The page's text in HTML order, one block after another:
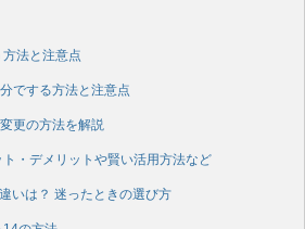
法と注意点
でする方法と注意点
更の方法を解説
・デメリットや賢い活用方法など
いは？ 迷ったときの選び方